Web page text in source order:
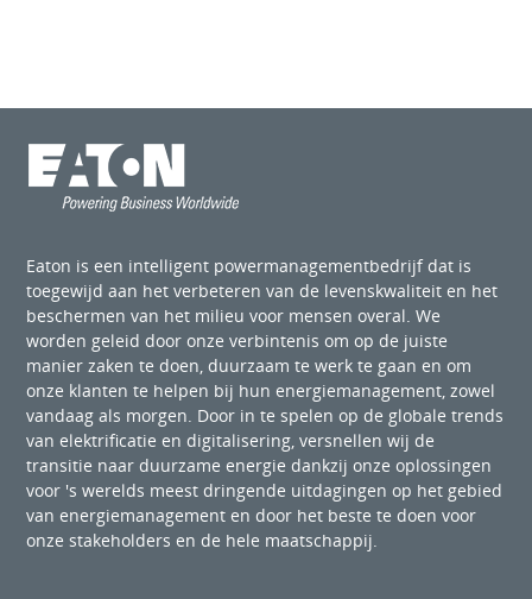
Eaton is een intelligent powermanagementbedrijf dat is
toegewijd aan het verbeteren van de levenskwaliteit en het
beschermen van het milieu voor mensen overal. We
worden geleid door onze verbintenis om op de juiste
manier zaken te doen, duurzaam te werk te gaan en om
onze klanten te helpen bij hun energiemanagement, zowel
vandaag als morgen. Door in te spelen op de globale trends
van elektrificatie en digitalisering, versnellen wij de
transitie naar duurzame energie dankzij onze oplossingen
voor 's werelds meest dringende uitdagingen op het gebied
van energiemanagement en door het beste te doen voor
onze stakeholders en de hele maatschappij.